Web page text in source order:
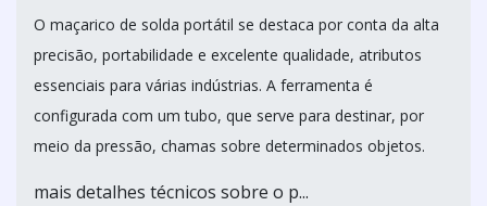
O maçarico de solda portátil se destaca por conta da alta
precisão, portabilidade e excelente qualidade, atributos
essenciais para várias indústrias. A ferramenta é
configurada com um tubo, que serve para destinar, por
meio da pressão, chamas sobre determinados objetos.
mais detalhes técnicos sobre o p...